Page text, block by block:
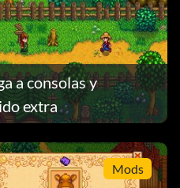
a consolas y
extra
Mods